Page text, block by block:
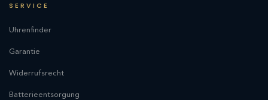
SERVICE
Uhrenfinder
Garantie
Widerrufsrecht
Batterieentsorgung